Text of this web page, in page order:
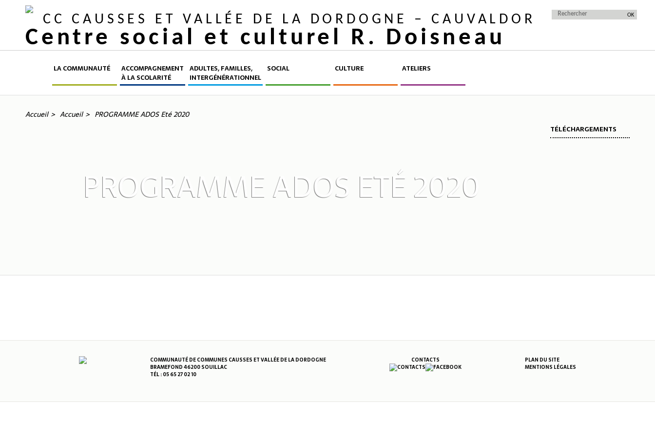
CC CAUSSES ET VALLÉE DE LA DORDOGNE – CAUVALDOR
Centre social et culturel R. Doisneau
LA COMMUNAUTÉ
ACCOMPAGNEMENT
À LA SCOLARITÉ
ADULTES, FAMILLES,
INTERGÉNÉRATIONNEL
SOCIAL CULTURE ATELIERS
Accueil Accueil PROGRAMME ADOS Eté 2020
PROGRAMME ADOS ETÉ 2020
TÉLÉCHARGEMENTS
COMMUNAUTÉ DE COMMUNES CAUSSES ET VALLÉE DE LA DORDOGNE
BRAMEFOND 46200 SOUILLAC
TÉL : 05 65 27 02 10
CONTACTS
PLAN DU SITE
MENTIONS LÉGALES